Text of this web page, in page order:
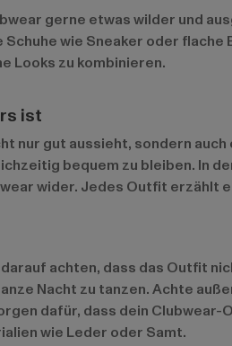
gerne etwas wilder und
wie Sneaker oder
Looks zu kombinieren.
ist
nur gut aussieht, sondern
bequem zu bleiben. In
wider. Jedes Outfit erzählt
achten, dass das Outfit
Nacht zu tanzen. Achte
dafür, dass dein
wie Leder oder Samt.